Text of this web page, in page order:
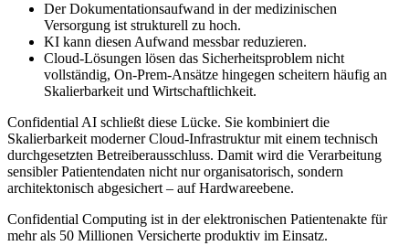
Der Dokumentationsaufwand in der medizinischen
Versorgung ist strukturell zu hoch.
KI kann diesen Aufwand messbar reduzieren.
Cloud-Lösungen lösen das Sicherheitsproblem nicht
vollständig, On-Prem-Ansätze hingegen scheitern häufig an
Skalierbarkeit und Wirtschaftlichkeit.
Confidential AI schließt diese Lücke. Sie kombiniert die
Skalierbarkeit moderner Cloud-Infrastruktur mit einem technisch
durchgesetzten Betreiberausschluss. Damit wird die Verarbeitung
sensibler Patientendaten nicht nur organisatorisch, sondern
architektonisch abgesichert – auf Hardwareebene.
Confidential Computing ist in der elektronischen Patientenakte für
mehr als 50 Millionen Versicherte produktiv im Einsatz.